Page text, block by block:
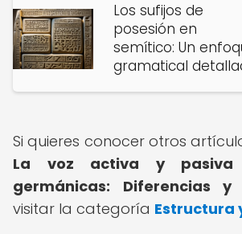
Los sufijos de
posesión en
semítico: Un
gramatical
Si quieres conocer otros
La voz activa y pasiva
germánicas: Diferencias y
visitar la categoría Estructura